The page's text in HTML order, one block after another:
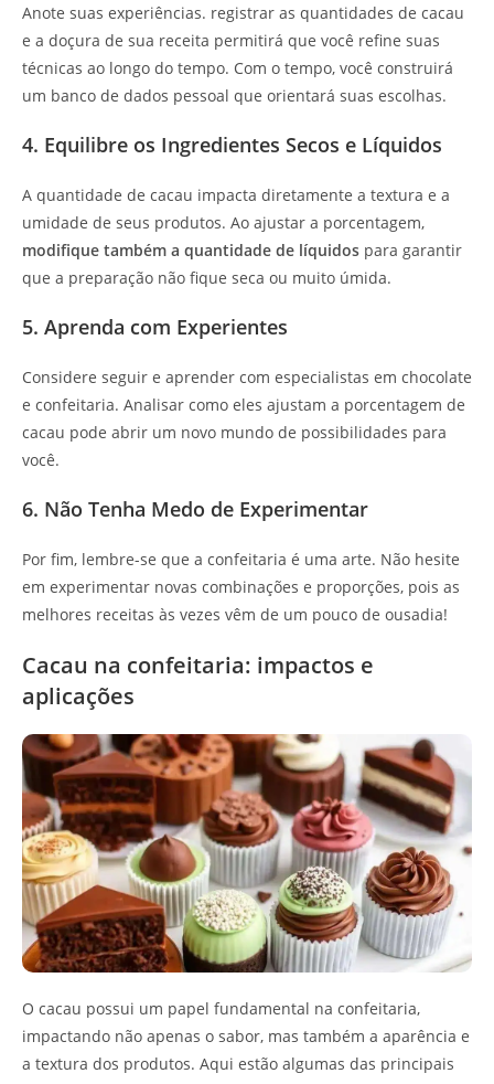
Anote suas experiências. registrar as quantidades de cacau
e a doçura de sua receita permitirá que você refine suas
técnicas ao longo do tempo. Com o tempo, você construirá
um banco de dados pessoal que orientará suas escolhas.
4. Equilibre os Ingredientes Secos e Líquidos
A quantidade de cacau impacta diretamente a textura e a
umidade de seus produtos. Ao ajustar a porcentagem,
modifique também a quantidade de líquidos para garantir
que a preparação não fique seca ou muito úmida.
5. Aprenda com Experientes
Considere seguir e aprender com especialistas em chocolate
e confeitaria. Analisar como eles ajustam a porcentagem de
cacau pode abrir um novo mundo de possibilidades para
você.
6. Não Tenha Medo de Experimentar
Por fim, lembre-se que a confeitaria é uma arte. Não hesite
em experimentar novas combinações e proporções, pois as
melhores receitas às vezes vêm de um pouco de ousadia!
Cacau na confeitaria: impactos e
aplicações
O cacau possui um papel fundamental na confeitaria,
impactando não apenas o sabor, mas também a aparência e
a textura dos produtos. Aqui estão algumas das principais